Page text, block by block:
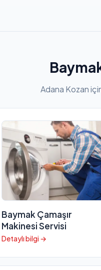
Adana Kozan
Baymak Çamaşır
Makinesi Servisi
Detaylı bilgi →